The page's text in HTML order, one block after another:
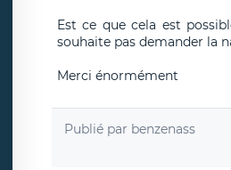
Est ce que cela est
souhaite pas demander la
Merci énormément
Publié par benzenass